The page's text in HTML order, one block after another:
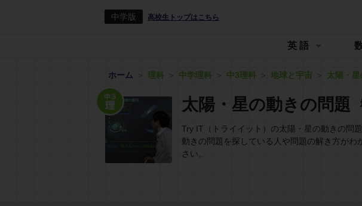
中学版 高校生トップはこちら
英語
ホーム 理科 中学理科 中3理科 地球と宇宙 太陽・星
太陽・星の動きの問題
Try IT（トライイット）の太陽・星の動きの問
動きの問題を探している人や問題の解き方が
さい。